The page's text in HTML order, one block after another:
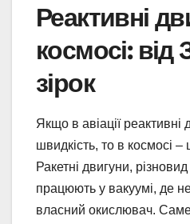
Реактивні
космосі: від
зірок
Якщо в авіації реактивні
швидкість, то в космосі –
Ракетні двигуни,
працюють у вакуумі, де
власний окислювач.